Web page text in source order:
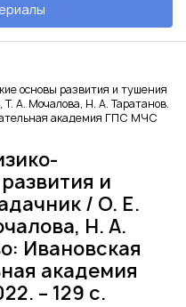
основы развития и тушения
А. Мочалова, Н. А. Таратанов.
академия ГПС МЧС
и
/ О. Е.
Н. А.
Ивановская
академия
– 129 с.